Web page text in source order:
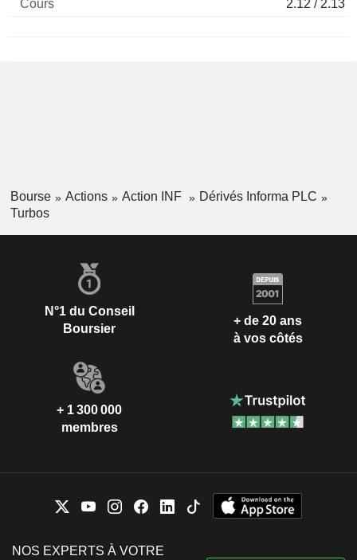
2.12 / 2.13
Bourse Actions Action INF
Dérivés Informa PLC
Turbos
N°1 du Conseil
Boursier
+ de 20 ans
à vos côtés
+ 1 300 000
membres
NOS EXPERTS À VOTRE